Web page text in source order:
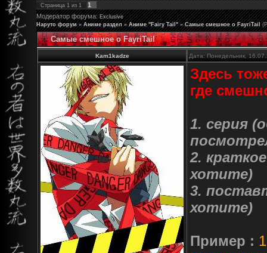
Страница 1 из 1
1
Модератор форума:Exclusive
Наруто форум » Аниме раздел » Аниме "Fairy Tail" » Самые смешное о FayriTail
Самые смешное о FayriTail
Kam1kadze Дата: Понедельник,
Здесь
где
1. серия
2.
хотите)
3.
хотите)
Пример :